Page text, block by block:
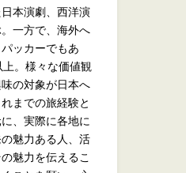
本演劇、西洋演
一方で、海外へ
ッカーでもあ
。様々な価値観
の対象が日本へ
までの旅経験と
、実際に各地に
魅力ある人、活
魅力を伝えるこ